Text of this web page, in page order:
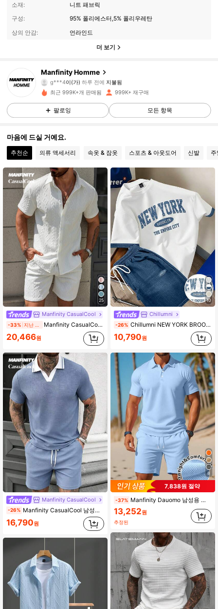
소재:
니트 패브릭
구성:
95% 폴리에스터,5% 폴리우레탄
상의 안감:
언라인드
더 보기
Manfinity Homme
g***4이(가)하루 전에지불됨
v***s다음10분 전에
4.91 607K 팔로워
4.91 607K 팔로워
4.91 607K 팔로워
4.91 607K 팔로워
4.91 607K 팔로워
4.91 607K 팔로워
4.91 607K 팔로워
최근 999K+개 판매됨 999K+ 재구매
팔로잉 모든 항목
마음에 드실 거예요.
추천순 의류 액세서리 속옷 & 잠옷 스포츠 & 아웃도어 신발
25
Manfinity CasualCool
-33% Manfinity CasualCool 2개 남성 여름 캐주얼 솔리드 텍스처드 셔츠 및 반바지 세트
20,466원
Manfinity CasualCool
-26% Manfinity CasualCool 남성용 스트라이프 대비 컬러 반팔 폴로 셔츠 및 반바지 캐주얼 세트
16,790원
10
Chillumni
-26% Chillumni NEW YORK BROOKLYN 데님 워싱 스포츠 티셔츠, 남성용 클래식 대학 캐주얼 스포츠 반팔 티셔츠 플러스 사이즈 세트, 유니섹스 대학 캐주얼 반팔 티셔츠 세트
10,790원
8
7,838원 절약
-37% Manfinity Dauomo 남성용 단색 반팔 폴로 셔츠 및 드로우스트링 반바지, 여름 캐주얼 복장
13,252원
추정된